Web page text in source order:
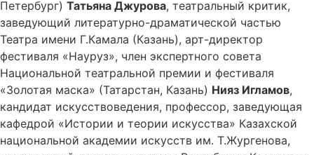
Петербург) Татьяна Джурова, театральный критик,
заведующий литературно-драматической частью
Театра имени Г.Камала (Казань), арт-директор
фестиваля «Науруз», член экспертного совета
Национальной театральной премии и фестиваля
«Золотая маска» (Татарстан, Казань) Нияз Игламов,
кандидат искусствоведения, профессор, заведующая
кафедрой «Истории и теории искусства» Казахской
национальной академии искусств им. Т.Жургенова,